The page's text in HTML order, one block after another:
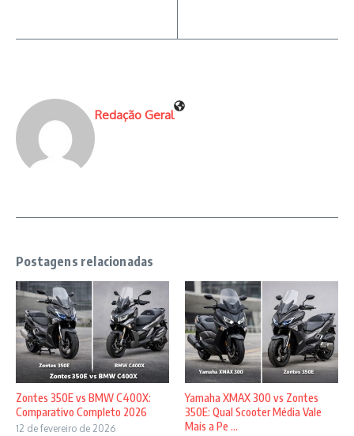
Redação Geral
Postagens relacionadas
Zontes 350E vs BMW C400X:
Comparativo Completo 2026
12 de fevereiro de 2026
Yamaha XMAX 300 vs Zontes
350E: Qual Scooter Média Vale
Mais a Pe ...